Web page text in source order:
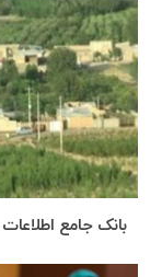
بانک جامع